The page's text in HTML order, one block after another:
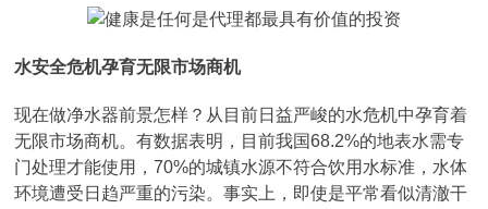
水安全危机孕育无限市场商机
现在做净水器前景怎样？从目前日益严峻的水危机中孕育着
无限市场商机。有数据表明，目前我国68.2%的地表水需专
门处理才能使用，70%的城镇水源不符合饮用水标准，水体
环境遭受日趋严重的污染。事实上，即使是平常看似清澈干